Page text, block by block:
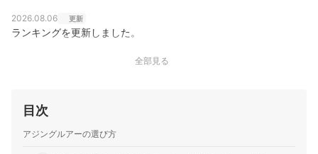
2026.08.06 更新
ランキングを更新しました。
全部見る
目次
アジングルアーの選び方